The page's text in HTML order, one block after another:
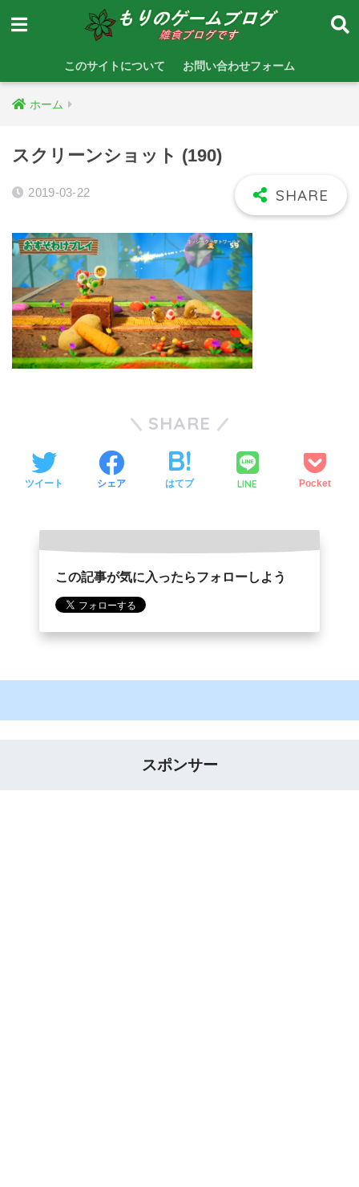
このサイトについて お問い合わせフォーム
ホーム
スクリーンショット (190)
2019-03-22
SHARE
ツイート シェア はてブ LINE Pocket
この記事が気に入ったらフォローしよう
スポンサー